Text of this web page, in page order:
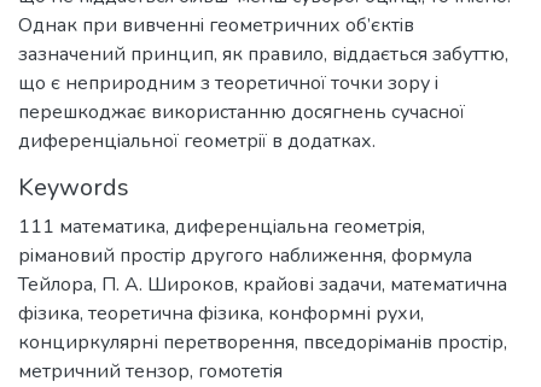
Однак при вивченнi геометричних об’єктiв
зазначений принцип, як правило, вiддається забуттю,
що є неприродним з теоретичної точки зору i
перешкоджає використанню досягнень сучасної
диференцiальної геометрiї в додатках.
Keywords
111 математика, диференцiальна геометрiя,
рiмановий простiр другого наближення, формула
Тейлора, П. А. Широков, крайові задачи, математична
фiзика, теоретична фiзика, конформні рухи,
конциркулярні перетворення, пвседорiманiв простiр,
метричний тензор, гомотетiя